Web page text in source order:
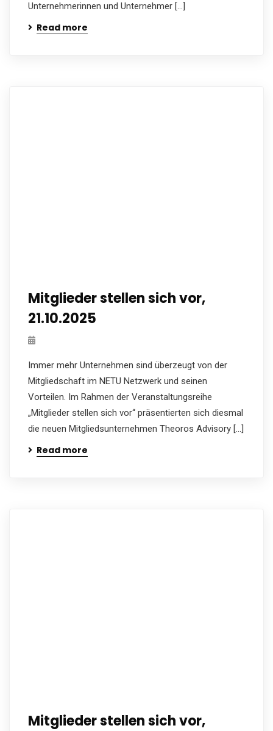
Unternehmerinnen und Unternehmer […]
Read more
Mitglieder stellen sich vor,
21.10.2025
Immer mehr Unternehmen sind überzeugt von der
Mitgliedschaft im NETU Netzwerk und seinen
Vorteilen. Im Rahmen der Veranstaltungsreihe
„Mitglieder stellen sich vor“ präsentierten sich diesmal
die neuen Mitgliedsunternehmen Theoros Advisory […]
Read more
Mitglieder stellen sich vor,